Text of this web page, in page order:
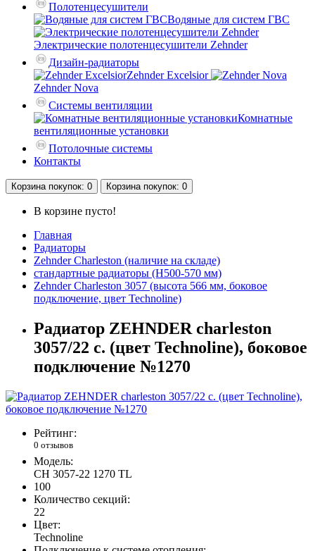
Полотенцесушители
Водяные для систем ГВС
Электрические полотенцесушители Zehnder
Дизайн-радиаторы
Zehnder Excelsior
Zehnder Nova
Системы вентиляции
Комнатные
вентиляционные установки
Потолочные системы
Контакты
Корзинапокупок: 0 Корзинапокупок: 0
В корзине пусто!
Главная
Радиаторы
Zehnder Charleston (наличие на складе)
стандартные радиаторы (H500-570 мм)
Zehnder Charleston 3057 (высота 566 мм, боковое
подключение, цвет Technoline)
Радиатор ZEHNDER charleston
3057/22 с. (цвет Technoline), боковое
подключение №1270
Рейтинг:
0 отзывов
Модель:
CH 3057-22 1270 TL
100
Количество секций:
22
Цвет:
Technoline